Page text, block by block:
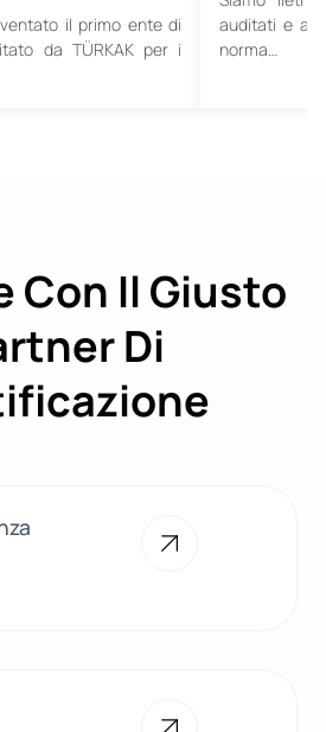
il primo ente di
da TÜRKAK per i
auditati e
norma…
Con Il Giusto
Di